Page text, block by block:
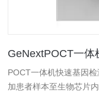
GeNextPOCT一体
POCT一体机快速基因
加患者样本至生物芯片